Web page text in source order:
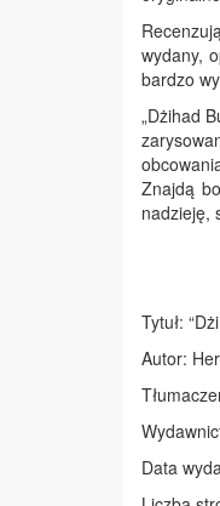
wydany,
bardzo
„Dżihad
Znajdą
nadzieję,
Tytuł:
Autor:
Data